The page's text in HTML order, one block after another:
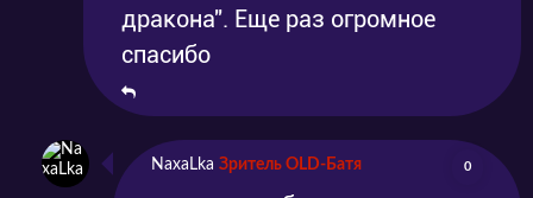
дракона". Еще раз огромное
спасибо
NaxaLka Зритель OLD-Батя 0